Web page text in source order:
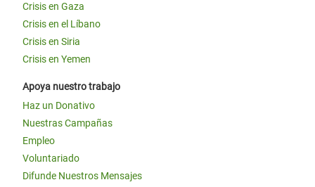
Crisis en Gaza
Crisis en el Líbano
Crisis en Siria
Crisis en Yemen
Apoya nuestro trabajo
Haz un Donativo
Nuestras Campañas
Empleo
Voluntariado
Difunde Nuestros Mensajes